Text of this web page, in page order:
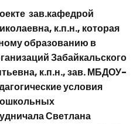
зав.кафедрой
к.п.н., которая
образованию в
Забайкальского
к.п.н., зав. МБДОУ-
условия
Светлана